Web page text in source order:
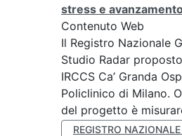
stress e
Contenuto Web
Il Registro Nazionale
Studio Radar
IRCCS Ca’ Granda
Policlinico di Milano.
del progetto è
REGISTRO